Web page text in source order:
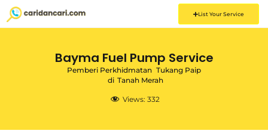
List Your Service
Bayma Fuel Pump Service
Pemberi Perkhidmatan Tukang Paip
di Tanah Merah
Views: 332